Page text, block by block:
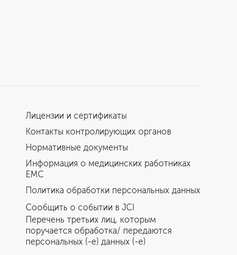
Лицензии и сертификаты
Контакты контролирующих органов
Нормативные документы
Информация о медицинских работниках
EMC
Политика обработки персональных данных
Сообщить о событии в JCI
Перечень третьих лиц, которым
поручается обработка/ передаются
персональных (-е) данных (-е)